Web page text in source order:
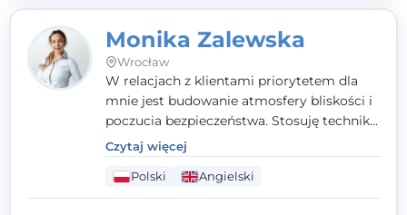
Monika Zalewska
Wrocław
W relacjach z klientami priorytetem dla
mnie jest budowanie atmosfery bliskości i
poczucia bezpieczeństwa. Stosuję techniki
poznawczo-behawioralne oraz metody,
które koncentrują się na rozwiązaniach
(TSR). Te polegają na osiąganiu
zamierzonych celów (doprowadzeniu do
Czytaj więcej
Polski Angielski